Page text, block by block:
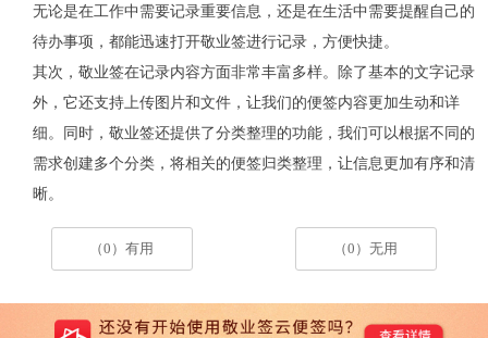
无论是在工作中需要记录重要信息，还是在生活中需要提醒自己的
待办事项，都能迅速打开敬业签进行记录，方便快捷。
其次，敬业签在记录内容方面非常丰富多样。除了基本的文字记录
外，它还支持上传图片和文件，让我们的便签内容更加生动和详
细。同时，敬业签还提供了分类整理的功能，我们可以根据不同的
需求创建多个分类，将相关的便签归类整理，让信息更加有序和清
晰。
（0）有用 （0）无用